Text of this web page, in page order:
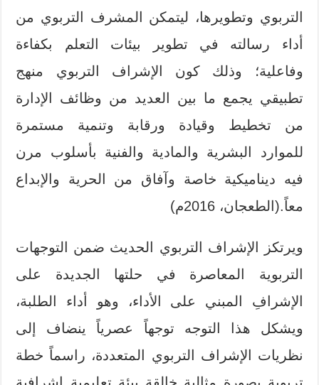
التربوي وتطويرها، ليتمكن المشرف التربوي من
أداء رسالته في تطوير بيئات التعلم بكفاءة
وفاعلية؛ وذلك كون الإشراف التربوي منهج
تطبيقي يجمع ما بين العديد من وظائف الإدارة
من تخطيط وقيادة ورقابة وتنمية مستمرة
للموارد البشرية والمادية والفنية بأسلوب مرن
فيه ديناميكية خاصة وآفاق من الحرية والإبداع
معاً.(الطعجان، 2016م)
ويرتكز الإشراف التربوي الحديث ضمن التوجهات
التربوية المعاصرة في حلتها الجديدة على
الإشرافِ المبني على الأداء، وهو أداء الطلبة،
ويشكل هذا التوجه توجهاً عصرياً ينضاف إلى
نظريات الإشراف التربوي المتعددة، راسماً خطة